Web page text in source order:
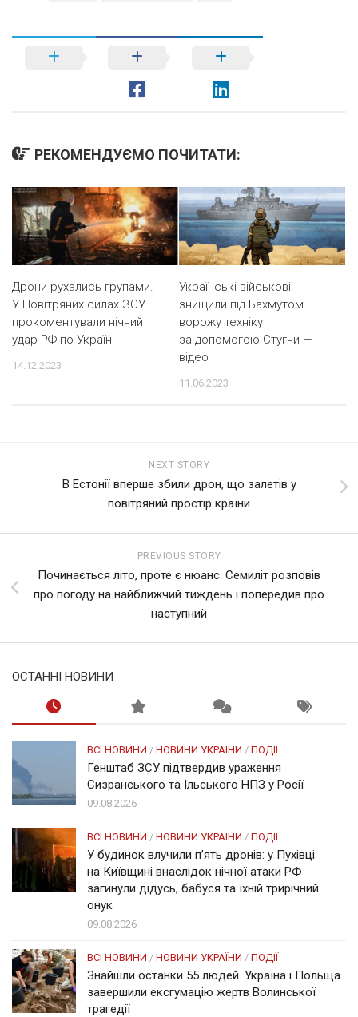
РЕКОМЕНДУЄМО ПОЧИТАТИ:
Дрони рухались групами.
У Повітряних силах ЗСУ
прокоментували нічний
удар РФ по Україні
14.12.2023
Українські військові
знищили під Бахмутом
ворожу техніку
за допомогою Стугни —
відео
11.06.2023
NEXT STORY
В Естонії вперше збили дрон, що залетів у
повітряний простір країни
PREVIOUS STORY
Починається літо, проте є нюанс. Семиліт розповів
про погоду на найближчий тиждень і попередив про
наступний
ОСТАННІ НОВИНИ
ВСІ НОВИНИ / НОВИНИ УКРАЇНИ / ПОДІЇ
Генштаб ЗСУ підтвердив ураження
Сизранського та Ільського НПЗ у Росії
09.08.2026
ВСІ НОВИНИ / НОВИНИ УКРАЇНИ / ПОДІЇ
У будинок влучили п’ять дронів: у Пухівці
на Київщині внаслідок нічної атаки РФ
загинули дідусь, бабуся та їхній трирічний
онук
09.08.2026
ВСІ НОВИНИ / НОВИНИ УКРАЇНИ / ПОДІЇ
Знайшли останки 55 людей. Україна і Польща
завершили ексгумацію жертв Волинської
трагедії